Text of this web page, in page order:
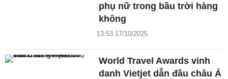
phụ nữ trong bầu trời hàng
không
13:53 17/10/2025
World Travel Awards vinh
danh Vietjet dẫn đầu châu Á